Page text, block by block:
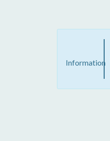
Information